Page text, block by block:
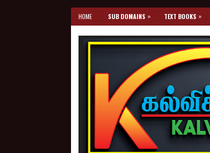
HOME SUB DOMAINS » TEXT BOOKS »